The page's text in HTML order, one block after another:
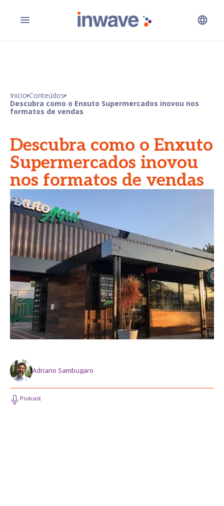
Inicio Conteúdos
Descubra como o Enxuto Supermercados inovou nos
formatos de vendas
Descubra como o Enxuto
Supermercados inovou
nos formatos de vendas
Adriano Sambugaro
Podcast